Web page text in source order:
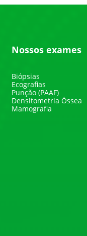
Nossos exames
Biópsias
Ecografias
Punção (PAAF)
Densitometria Óssea
Mamografia